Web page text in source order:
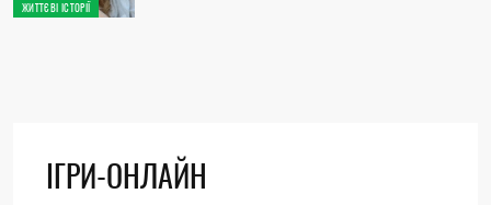
ЖИТТЄВІ ІСТОРІЇ
ІГРИ-ОНЛАЙН